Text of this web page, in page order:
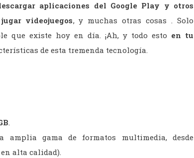
aplicaciones del Google Play y otros
videojuegos, y muchas otras cosas . Solo
que existe hoy en día. ¡Ah, y todo esto en tu
de esta tremenda tecnología.
.
amplia gama de formatos multimedia, desde
alta calidad).